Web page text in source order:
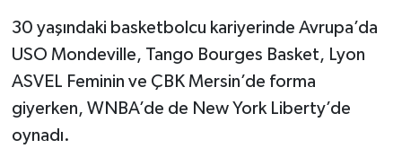
30 yaşındaki basketbolcu kariyerinde Avrupa’da
USO Mondeville, Tango Bourges Basket, Lyon
ASVEL Feminin ve ÇBK Mersin’de forma
giyerken, WNBA’de de New York Liberty’de
oynadı.